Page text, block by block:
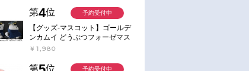
第4位
【グッズ-マスコット】ゴールデ
ンカムイ どうぶつフォーゼマス
コット 5.月島軍曹【再販】
￥1,980
予約受付中
第 位 予約受付中